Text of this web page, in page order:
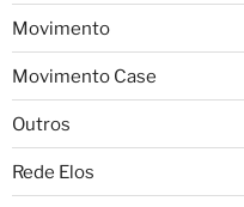
Movimento
Movimento Case
Outros
Rede Elos